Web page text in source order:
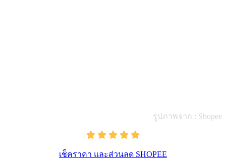
รูปภาพจาก : Shopee
เช็คราคา และส่วนลด SHOPEE